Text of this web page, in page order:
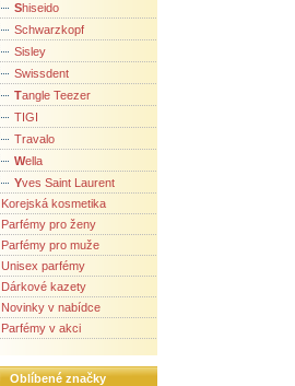
Shiseido
Schwarzkopf
Sisley
Swissdent
Tangle Teezer
TIGI
Travalo
Wella
Yves Saint Laurent
Korejská kosmetika
Parfémy pro ženy
Parfémy pro muže
Unisex parfémy
Dárkové kazety
Novinky v nabídce
Parfémy v akci
Oblíbené značky